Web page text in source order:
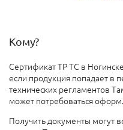
Кому?
Сертификат ТР ТС в
если продукция попадает в
технических регламентов
может потребоваться
Получить документы могут